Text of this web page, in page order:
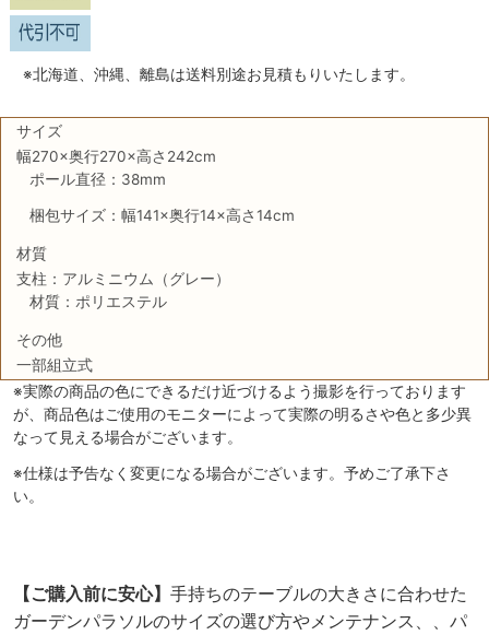
※北海道、沖縄、離島は送料別途お見積もりいたします。
サイズ
幅270×奥行270×高さ242cm
ポール直径：38mm
梱包サイズ：幅141×奥行14×高さ14cm
材質
支柱：アルミニウム（グレー）
材質：ポリエステル
その他
一部組立式
※実際の商品の色にできるだけ近づけるよう撮影を行っております
が、商品色はご使用のモニターによって実際の明るさや色と多少異
なって見える場合がございます。
※仕様は予告なく変更になる場合がございます。予めご了承下さ
い。
【ご購入前に安心】 手持ちのテーブルの大きさに合わせた
ガーデンパラソルのサイズの選び方やメンテナンス、、パ